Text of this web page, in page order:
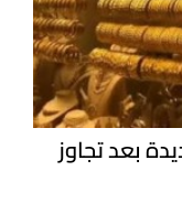
بعد تجاوز